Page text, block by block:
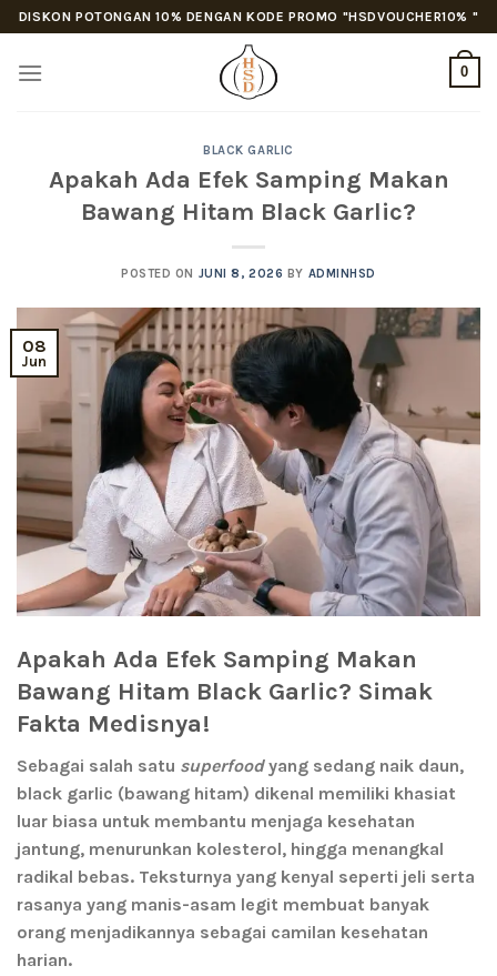
Skip
to
content
DISKON POTONGAN 10% DENGAN KODE PROMO "HSDVOUCHER10% "
0
BLACK GARLIC
Apakah Ada Efek Samping Makan
Bawang Hitam Black Garlic?
POSTED ON JUNI 8, 2026 BY ADMINHSD
08
Jun
Apakah Ada Efek Samping Makan
Bawang Hitam Black Garlic? Simak
Fakta Medisnya!
Sebagai salah satu superfoodyang sedang naik daun,
black garlic (bawang hitam) dikenal memiliki khasiat
luar biasa untuk membantu menjaga kesehatan
jantung, menurunkan kolesterol, hingga menangkal
radikal bebas. Teksturnya yang kenyal seperti jeli serta
rasanya yang manis-asam legit membuat banyak
orang menjadikannya sebagai camilan kesehatan
harian.